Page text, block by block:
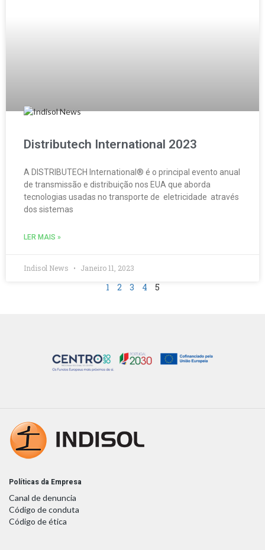
Distributech International 2023
A DISTRIBUTECH International® é o principal evento anual
de transmissão e distribuição nos EUA que aborda
tecnologias usadas no transporte de eletricidade através
dos sistemas
LER MAIS »
Indisol News Janeiro 11, 2023
1 2 3 4 5
Políticas da Empresa
Canal de denuncia
Código de conduta
Código de ética